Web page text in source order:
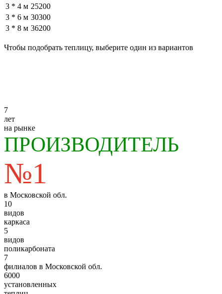
3 * 4 м 25200
3 * 6 м 30300
3 * 8 м 36200
Чтобы подобрать теплицу, выберите один из вариантов
7
лет
на рынке
ПРОИЗВОДИТЕЛЬ
№1
в Московской обл.
10
видов
каркаса
5
видов
поликарбоната
7
филиалов в Московской обл.
6000
установленных